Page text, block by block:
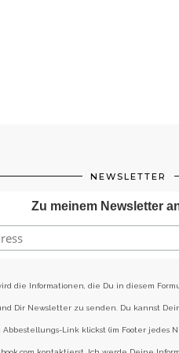
NEWSLETTER
Zu meinem Newsletter
die Informationen, die Du in diesem
Dir Newsletter zu senden. Du kannst
Abbestellungs-Link klickst (im Footer jedes